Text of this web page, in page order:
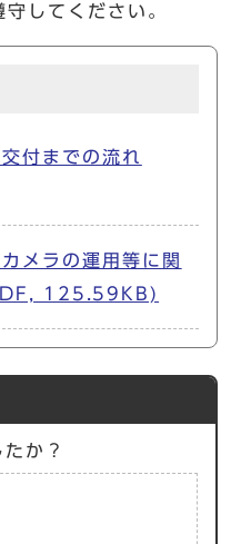
してください。
付までの流れ
メラの運用等に関
125.59KB)
か？